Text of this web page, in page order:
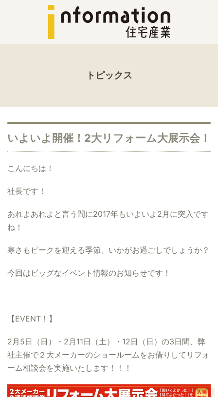
トピックス
いよいよ開催！2大リフォーム大展示会！
こんにちは！
社長です！
あれよあれよと言う間に2017年もいよいよ2月に突入です
ね！
寒さもピークを迎える季節、いかがお過ごしでしょうか？
今回はビッグなイベント情報のお知らせです！
【EVENT！】
2月5日（日）・2月11日（土）・12日（日）の3日間、弊
社主催で２大メーカーのショールームをお借りしてリフォ
ーム相談会を実施いたします！！！